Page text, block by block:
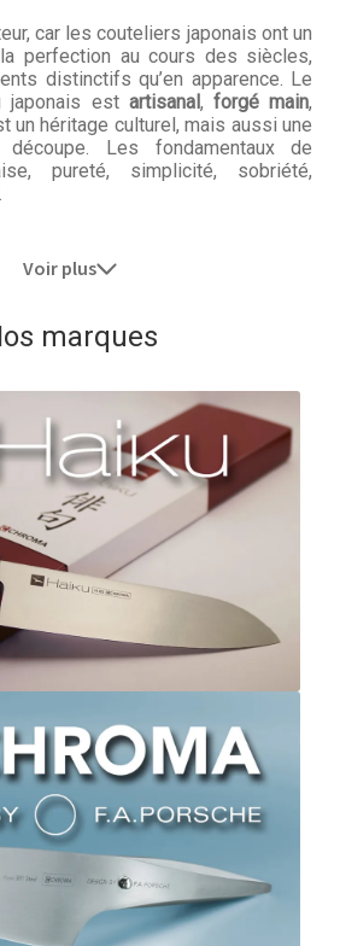
car les couteliers japonais ont un
perfection au cours des siècles,
distinctifs qu’en apparence. Le
japonais est artisanal ,forgé main,
un héritage culturel, mais aussi une
Les fondamentaux de
pureté, simplicité, sobriété,
Voir plus
marques